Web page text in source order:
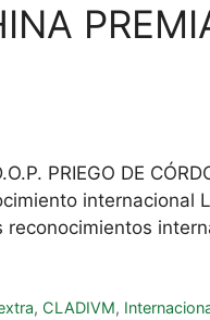
PRIEGO DE
, CLADIVM,